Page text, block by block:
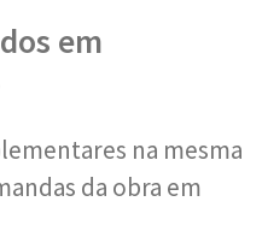
em
na mesma
da obra em